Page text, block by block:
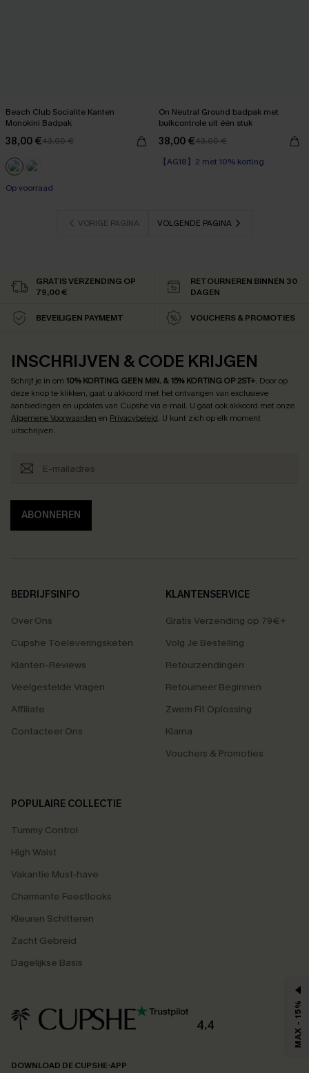
Beach Club Socialite Kanten
Monokini Badpak
38,00 €43,00 €
Op voorraad
On Neutral Ground badpak met
buikcontrole uit één stuk
38,00 €43,00 €
【AG18】2 met 10% korting
Op voorraad
VORIGE PAGINA VOLGENDE PAGINA
GRATIS VERZENDING OP
79,00 €
RETOURNEREN BINNEN 30
DAGEN
BEVEILIGEN PAYMEMT VOUCHERS & PROMOTIES
INSCHRIJVEN & CODE KRIJGEN
Schrijf je in om 10% KORTING GEEN MIN. & 15% KORTING OP 2ST+. Door op
deze knop te klikken, gaat u akkoord met het ontvangen van exclusieve
aanbiedingen en updates van Cupshe via e-mail. U gaat ook akkoord met onze
Algemene Voorwaarden en Privacybeleid. U kunt zich op elk moment
uitschrijven.
ABONNEREN
BEDRIJFSINFO
Over Ons
Cupshe Toeleveringsketen
Klanten-Reviews
Veelgestelde Vragen
Affiliate
Contacteer Ons
KLANTENSERVICE
Gratis Verzending op 79€+
Volg Je Bestelling
Retourzendingen
Retourneer Beginnen
Zwem Fit Oplossing
Klarna
Vouchers & Promoties
POPULAIRE COLLECTIE
Tummy Control
High Waist
Vakantie Must-have
Charmante Feestlooks
Kleuren Schitteren
Zacht Gebreid
Dagelijkse Basis
4.4
DOWNLOAD DE CUPSHE-APP
MAX - 15%